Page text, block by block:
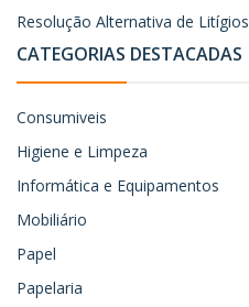
Resolução Alternativa de Litígios
CATEGORIAS DESTACADAS
Consumiveis
Higiene e Limpeza
Informática e Equipamentos
Mobiliário
Papel
Papelaria